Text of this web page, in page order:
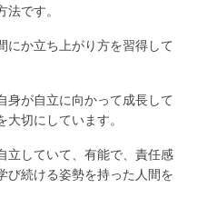
です。
にか立ち上がり方を習得して
身が自立に向かって成長して
切にしています。
立していて、有能で、責任感
び続ける姿勢を持った人間を